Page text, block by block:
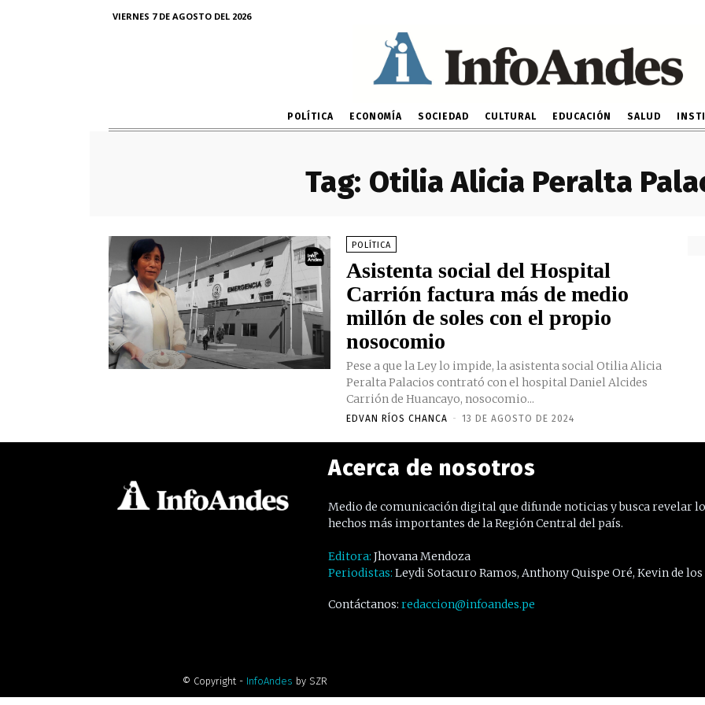
VIERNES 7 DE AGOSTO DEL 2026
POLÍTICA ECONOMÍA SOCIEDAD CULTURAL EDUCACIÓN SALUD
Tag: Otilia Alicia Peralta
POLÍTICA
Asistenta social del Hospital
Carrión factura más de medio
millón de soles con el propio
nosocomio
Pese a que la Ley lo impide, la asistenta social Otilia Alicia
Peralta Palacios contrató con el hospital Daniel Alcides
Carrión de Huancayo, nosocomio...
EDVAN RÍOS CHANCA - 13 DE AGOSTO DE 2024
Acerca de nosotros
Medio de comunicación digital que difunde noticias y busca revelar
hechos más importantes de la Región Central del país.
Editora: Jhovana Mendoza
Periodistas: Leydi Sotacuro Ramos, Anthony Quispe Oré, Kevin de los
Contáctanos: redaccion@infoandes.pe
© Copyright - InfoAndes by SZR